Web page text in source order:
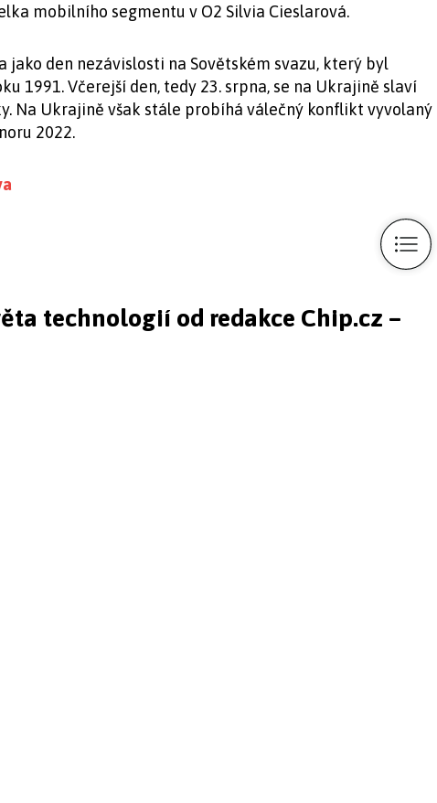
mobilního segmentu v O2 Silvia Cieslarová.
jako den nezávislosti na Sovětském svazu, který byl
1991. Včerejší den, tedy 23. srpna, se na Ukrajině slaví
Na Ukrajině však stále probíhá válečný konflikt vyvolaný
2022.
technologií od redakce Chip.cz –